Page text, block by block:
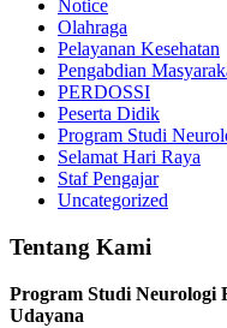
Notice
Olahraga
Pelayanan Kesehatan
Pengabdian
PERDOSSI
Peserta Didik
Program Studi
Selamat Hari Raya
Staf Pengajar
Uncategorized
Tentang Kami
Program Studi Neurologi
Udayana